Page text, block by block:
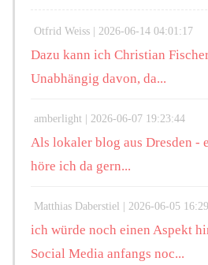
Otfrid Weiss | 2026-06-14 04:01:17
Dazu kann ich Christian
Unabhängig davon, da...
amberlight | 2026-06-07 19:23:44
Als lokaler blog aus Dresden -
höre ich da gern...
Matthias Daberstiel | 2026-06-05
ich würde noch einen Aspekt
Social Media anfangs noc...